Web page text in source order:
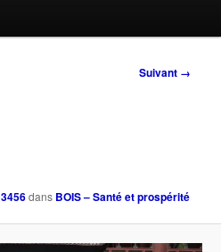
Suivant →
dans BOIS – Santé et prospérité